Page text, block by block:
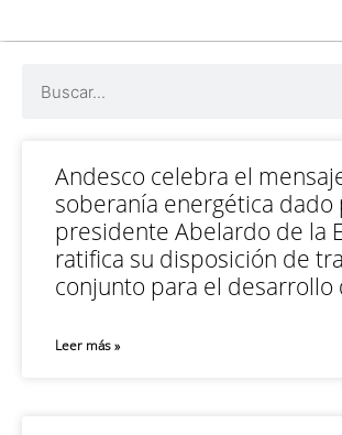
Andesco celebra el
soberanía energética dado
presidente Abelardo de la
ratifica su disposición de
conjunto para el desarrollo
Leer más »